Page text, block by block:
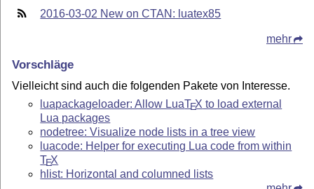
2016-03-02 New on CTAN: luatex85
mehr
Vorschläge
Vielleicht sind auch die folgenden Pakete von Interesse.
luapackageloader: Allow LuaTEX to load external
Lua packages
nodetree: Visualize node lists in a tree view
luacode: Helper for executing Lua code from within
TEX
hlist: Horizontal and columned lists